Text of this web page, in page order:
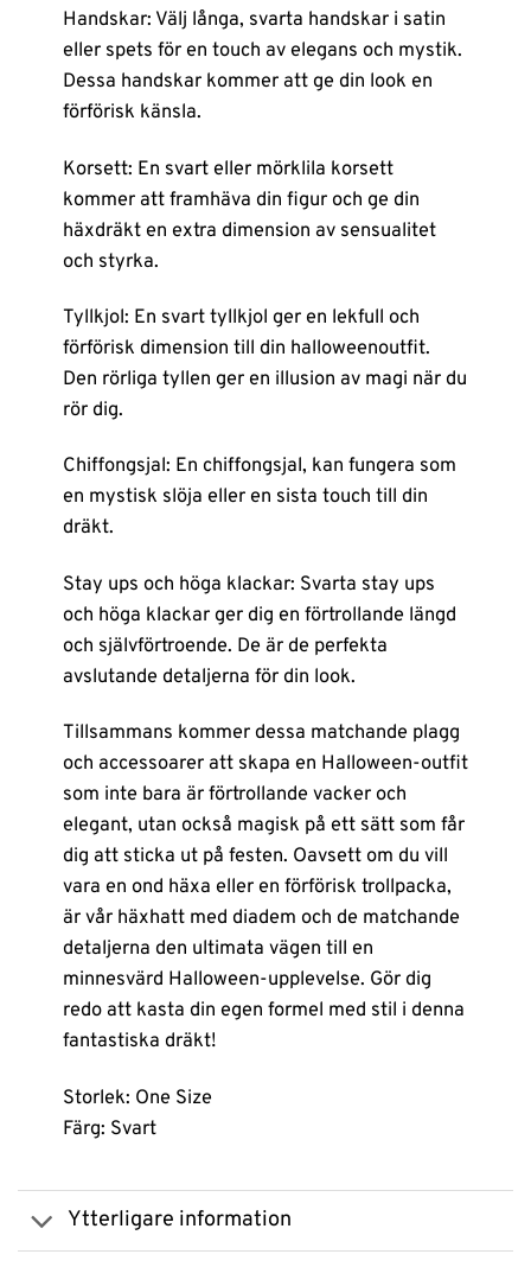
Handskar: Välj långa, svarta handskar i satin
eller spets för en touch av elegans och mystik.
Dessa handskar kommer att ge din look en
förförisk känsla.
Korsett: En svart eller mörklila korsett
kommer att framhäva din figur och ge din
häxdräkt en extra dimension av sensualitet
och styrka.
Tyllkjol: En svart tyllkjol ger en lekfull och
förförisk dimension till din halloweenoutfit.
Den rörliga tyllen ger en illusion av magi när du
rör dig.
Chiffongsjal: En chiffongsjal, kan fungera som
en mystisk slöja eller en sista touch till din
dräkt.
Stay ups och höga klackar: Svarta stay ups
och höga klackar ger dig en förtrollande längd
och självförtroende. De är de perfekta
avslutande detaljerna för din look.
Tillsammans kommer dessa matchande plagg
och accessoarer att skapa en Halloween-outfit
som inte bara är förtrollande vacker och
elegant, utan också magisk på ett sätt som får
dig att sticka ut på festen. Oavsett om du vill
vara en ond häxa eller en förförisk trollpacka,
är vår häxhatt med diadem och de matchande
detaljerna den ultimata vägen till en
minnesvärd Halloween-upplevelse. Gör dig
redo att kasta din egen formel med stil i denna
fantastiska dräkt!
Storlek: One Size
Färg: Svart
Ytterligare information